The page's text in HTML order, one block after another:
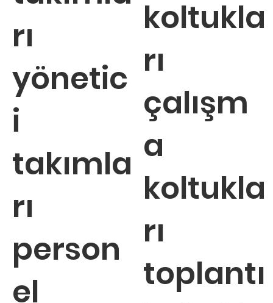
rı
yönetic
i
takımla
rı
person
el
koltukla
rı
çalışm
a
koltukla
rı
toplantı